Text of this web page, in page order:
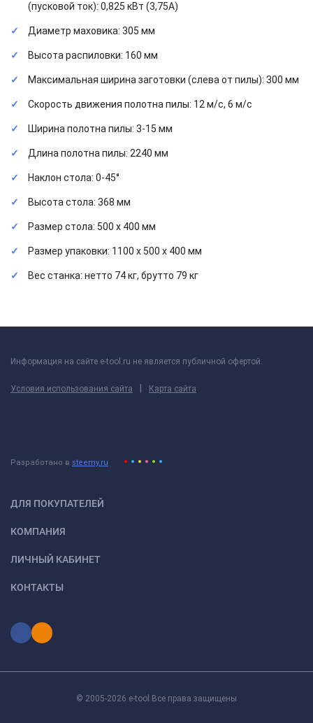
(пусковой ток): 0,825 кВт (3,75А)
Диаметр маховика: 305 мм
Высота распиловки: 160 мм
Максимальная ширина заготовки (слева от пилы): 300 мм
Скорость движения полотна пилы: 12 м/с, 6 м/с
Ширина полотна пилы: 3-15 мм
Длина полотна пилы: 2240 мм
Наклон стола: 0-45°
Высота стола: 368 мм
Размер стола: 500 х 400 мм
Размер упаковки: 1100 х 500 х 400 мм
Вес станка: нетто 74 кг, брутто 79 кг
Информация на сайте e-tool.ru не является публичной офертой.
Условия использования сайта Карта сайта
Разработано в steemy.ru
ДЛЯ ПОКУПАТЕЛЕЙ
КОМПАНИЯ
ЛИЧНЫЙ КАБИНЕТ
КОНТАКТЫ
© 2005-2026 e-tool Все права защищены